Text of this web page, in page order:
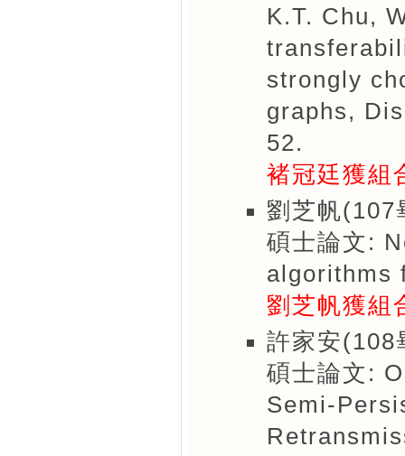
K.T. Chu,
strongly
graphs,
52.
褚冠廷獲組
劉芝帆(107
碩士論文:
algorithms
劉芝帆獲組
許家安(108
碩士論文:
Semi-